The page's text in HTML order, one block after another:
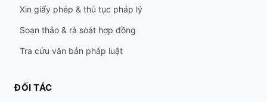
Xin giấy phép & thủ tục pháp lý
Soạn thảo & rà soát hợp đồng
Tra cứu văn bản pháp luật
ĐỐI TÁC